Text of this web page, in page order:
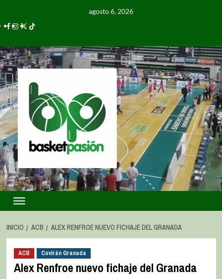
agosto 6, 2026
INICIO ACB ALEX RENFROE NUEVO FICHAJE DEL GRANADA
ACB Covirán Granada
Alex Renfroe nuevo fichaje del Granada